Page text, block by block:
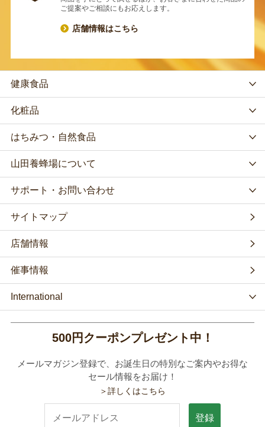
ご提案やご相談にもお応えします。
店舗情報はこちら
健康食品
化粧品
はちみつ・自然食品
山田養蜂場について
サポート・お問い合わせ
サイトマップ
店舗情報
催事情報
International
500円クーポンプレゼント中！
メールマガジン登録で、お誕生日の特別なご案内やお得な
セール情報をお届け！
＞詳しくはこちら
登録